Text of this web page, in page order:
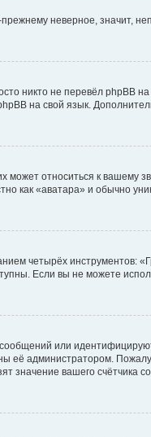
неверное, значит,
никто не перевёл phpBB
на свой язык.
относиться к
как «аватара» и обычно
четырёх
Если вы не можете
или
её администратором.
значение вашего счётчика